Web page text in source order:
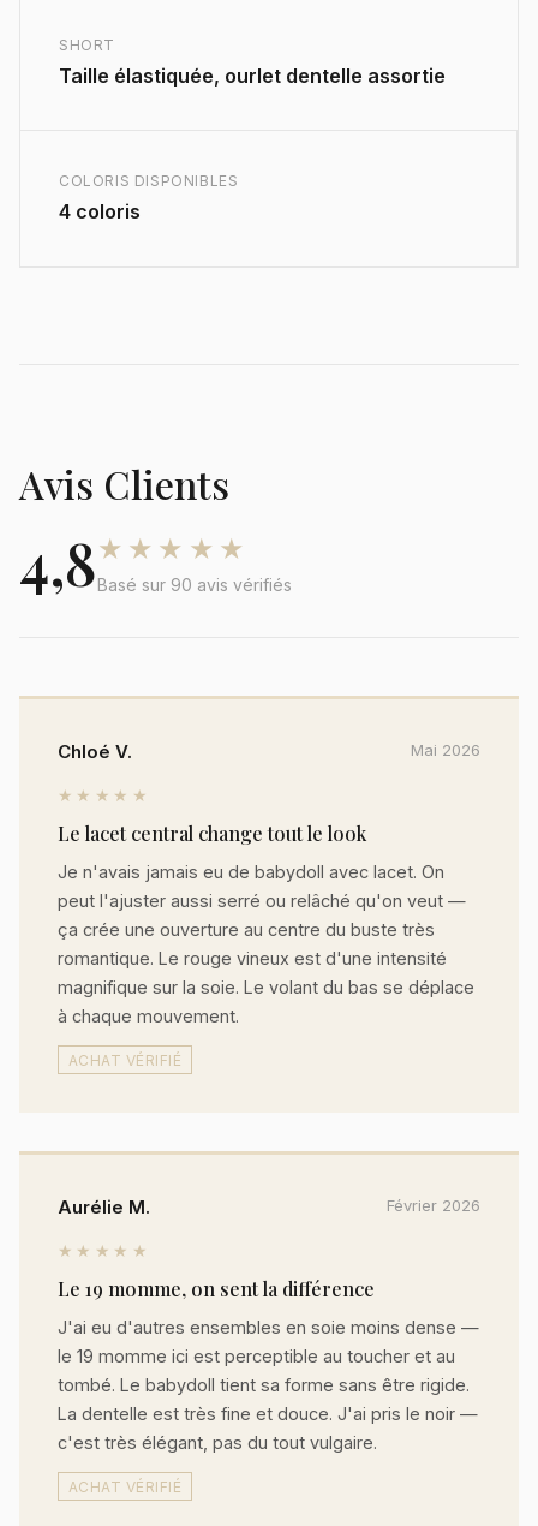
SHORT
Taille élastiquée, ourlet dentelle assortie
COLORIS DISPONIBLES
4 coloris
Avis Clients
4,8★★★★★
Basé sur 90 avis vérifiés
Chloé V. Mai 2026
★★★★★
Le lacet central change tout le look
Je n'avais jamais eu de babydoll avec lacet. On
peut l'ajuster aussi serré ou relâché qu'on veut —
ça crée une ouverture au centre du buste très
romantique. Le rouge vineux est d'une intensité
magnifique sur la soie. Le volant du bas se déplace
à chaque mouvement.
ACHAT VÉRIFIÉ
Aurélie M. Février 2026
★★★★★
Le 19 momme, on sent la différence
J'ai eu d'autres ensembles en soie moins dense —
le 19 momme ici est perceptible au toucher et au
tombé. Le babydoll tient sa forme sans être rigide.
La dentelle est très fine et douce. J'ai pris le noir —
c'est très élégant, pas du tout vulgaire.
ACHAT VÉRIFIÉ